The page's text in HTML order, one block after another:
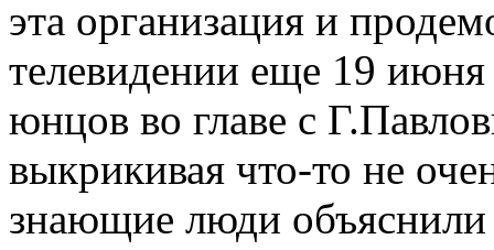
эта организация и
телевидении еще 19
юнцов во главе с
выкрикивая что-то не
знающие люди